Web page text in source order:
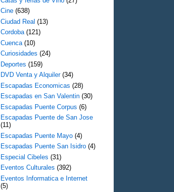
Cine (638)
Ciudad Real (13)
Cordoba (121)
Cuenca (10)
Curiosidades (24)
Deportes (159)
DVD Venta y Alquiler (34)
Escapadas Economicas (28)
Escapadas en San Valentin (30)
Escapadas Puente Corpus (6)
Escapadas Puente de San Jose
(11)
Escapadas Puente Mayo (4)
Escapadas Puente San Isidro (4)
Especial Cibeles (31)
Eventos Culturales (392)
Eventos Informatica e Internet
(5)